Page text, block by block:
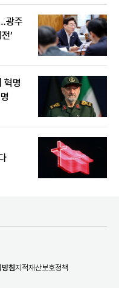
광주
’
혁명
침지적재산보호정책